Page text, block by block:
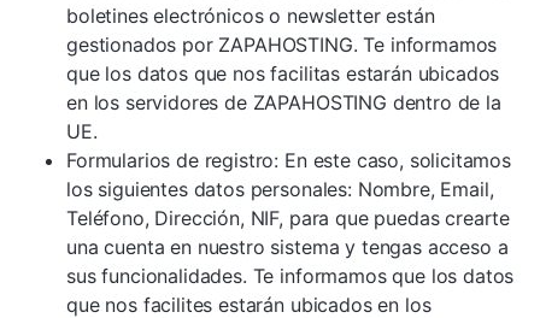
boletines electrónicos o newsletter están
gestionados por ZAPAHOSTING. Te informamos
que los datos que nos facilitas estarán ubicados
en los servidores de ZAPAHOSTING dentro de la
UE.
Formularios de registro: En este caso, solicitamos
los siguientes datos personales: Nombre, Email,
Teléfono, Dirección, NIF, para que puedas crearte
una cuenta en nuestro sistema y tengas acceso a
sus funcionalidades. Te informamos que los datos
que nos facilites estarán ubicados en los